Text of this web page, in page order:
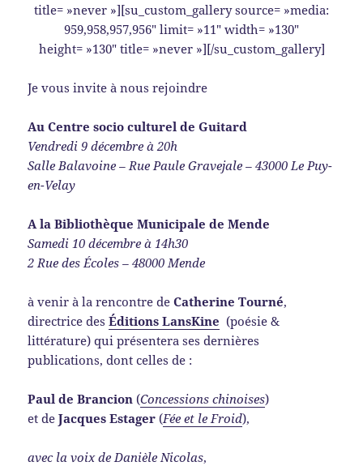
title= »never »][su_custom_gallery source= »media:
959,958,957,956″ limit= »11″ width= »130″
height= »130″ title= »never »][/su_custom_gallery]
Je vous invite à nous rejoindre
Au Centre socio culturel de Guitard
Vendredi 9 décembre à 20h
Salle Balavoine – Rue Paule Gravejale – 43000 Le Puy-
en-Velay
A la Bibliothèque Municipale de Mende
Samedi 10 décembre à 14h30
2 Rue des Écoles – 48000 Mende
à venir à la rencontre deCatherine Tourné,
directrice desÉditions LansKine (poésie &
littérature) qui présentera ses dernières
publications, dont celles de :
Paul de Brancion (Concessions chinoises)
et deJacques Estager (Fée et le Froid),
avec la voix de Danièle Nicolas,